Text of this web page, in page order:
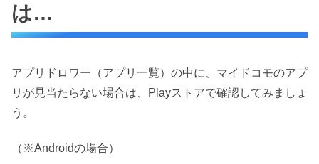
は…
アプリドロワー（アプリ一覧）の中に、マイドコモのアプ
リが見当たらない場合は、Playストアで確認してみましょ
う。
（※Androidの場合）